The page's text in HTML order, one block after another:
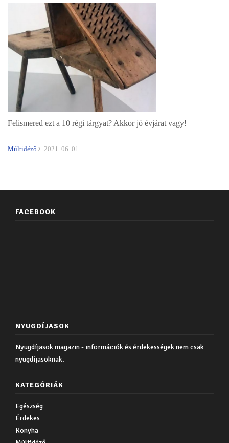
Felismered ezt a 10 régi tárgyat? Akkor jó évjárat vagy!
Múltidéző 2021. 06. 01.
FACEBOOK
NYUGDÍJASOK
Nyugdíjasok magazin - információk és érdekességek nem csak
nyugdíjasoknak.
KATEGÓRIÁK
Egészség
Érdekes
Konyha